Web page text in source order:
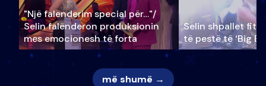
"Një falenderim special për…"/
Selin falënderon produksionin
mes emocionesh të forta
Selin shpallet
të pestë të ‘Big
më shumë →